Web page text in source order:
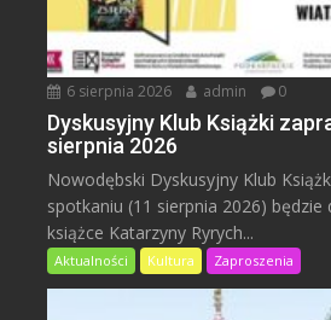
6 sierpnia 2026 admin 0
Dyskusyjny Klub Książki
sierpnia 2026
Nowodębski Dyskusyjny Klub
spotkaniu (11 sierpnia 2026) będzie
książce Katarzyny Ryrych...
Aktualności Kultura Zaproszenia